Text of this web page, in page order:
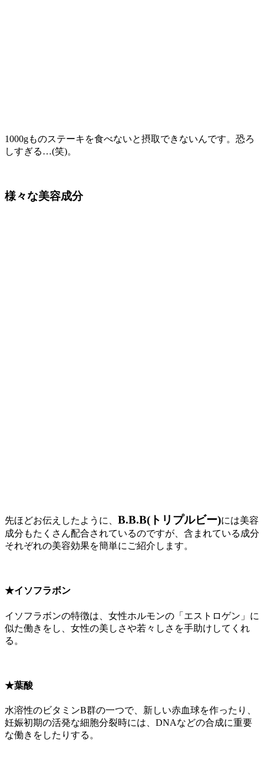
1000gものステーキを食べないと摂取できないんです。 恐ろ
しすぎる…(笑)。
様々な美容成分
先ほどお伝えしたように、 B.B.B(トリプルビー)には美容
成分もたくさん配合されているのですが、含まれている成分
それぞれの美容効果を簡単にご紹介します。
★イソフラボン
イソフラボンの特徴は、女性ホルモンの「エストロゲン」に
似た働きをし、女性の美しさや若々しさを手助けしてくれ
る。
★葉酸
水溶性のビタミンB群の一つで、 新しい赤血球を作ったり、
妊娠初期の活発な細胞分裂時には、DNAなどの合成に重要
な働きをしたりする。